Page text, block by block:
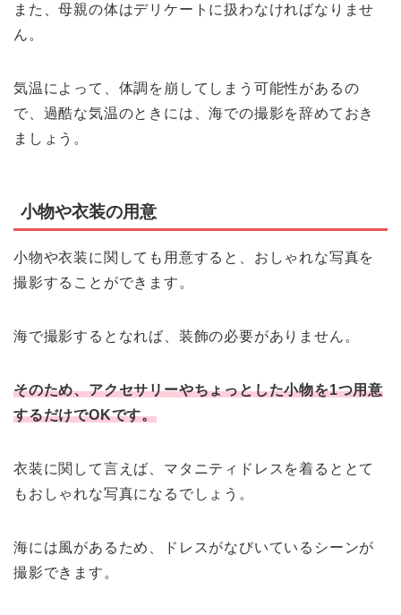
また、母親の体はデリケートに扱わなければなりませ
ん。
気温によって、体調を崩してしまう可能性があるの
で、過酷な気温のときには、海での撮影を辞めておき
ましょう。
小物や衣装の用意
小物や衣装に関しても用意すると、おしゃれな写真を
撮影することができます。
海で撮影するとなれば、装飾の必要がありません。
そのため、アクセサリーやちょっとした小物を1つ用意
するだけでOKです。
衣装に関して言えば、マタニティドレスを着るととて
もおしゃれな写真になるでしょう。
海には風があるため、ドレスがなびいているシーンが
撮影できます。